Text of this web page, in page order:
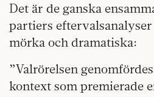
Det är de ganska
partiers
mörka och dramatiska:
”Valrörelsen
kontext som premierade